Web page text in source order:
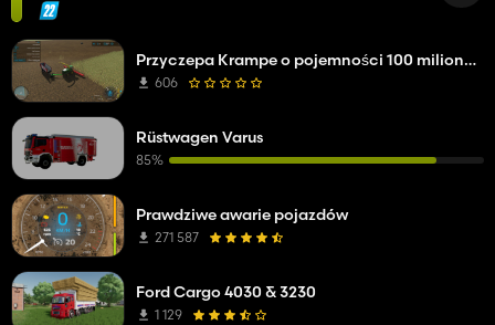
Przyczepa Krampe o pojemności 100 milionów litrów
606
Rüstwagen Varus
85%
Prawdziwe awarie pojazdów
271 587
Ford Cargo 4030 & 3230
1 129